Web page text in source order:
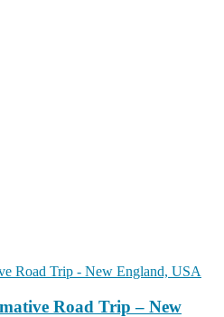
Road Trip – New